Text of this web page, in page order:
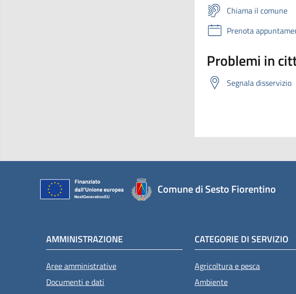
Chiama il comune
Prenota
Problemi in
Segnala disservizio
Comune di Sesto Fiorentino
AMMINISTRAZIONE
Aree amministrative
Documenti e dati
CATEGORIE DI SERVIZIO
Agricoltura e pesca
Ambiente